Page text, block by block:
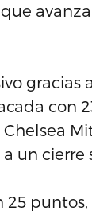
gracias
con
un cierre
25